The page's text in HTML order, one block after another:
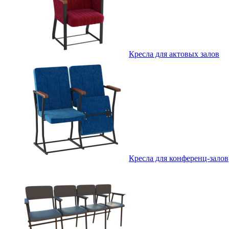
Кресла для актовых залов
Кресла для конференц-залов